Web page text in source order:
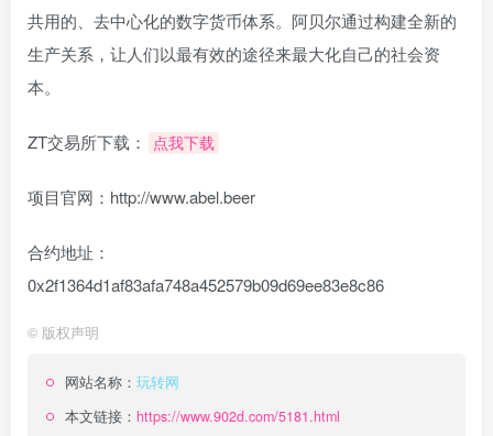
共用的、去中心化的数字货币体系。阿贝尔通过构建全新的
生产关系，让人们以最有效的途径来最大化自己的社会资
本。
ZT交易所下载： 点我下载
项目官网：http://www.abel.beer
合约地址：
0x2f1364d1af83afa748a452579b09d69ee83e8c86
© 版权声明
网站名称： 玩转网
本文链接： https://www.902d.com/5181.html